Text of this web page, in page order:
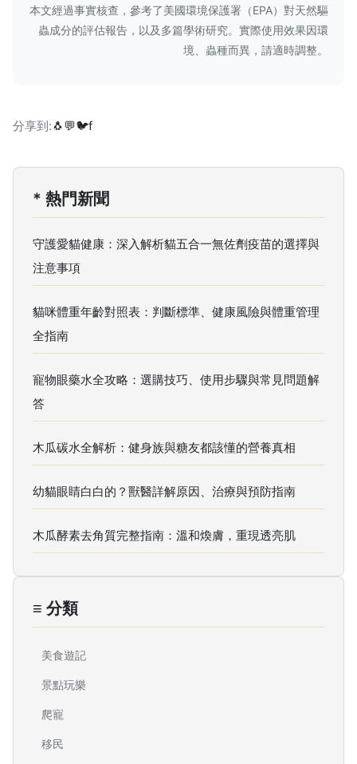
本文經過事實核查，參考了美國環境保護署（EPA）對天然驅
蟲成分的評估報告，以及多篇學術研究。實際使用效果因環
境、蟲種而異，請適時調整。
分享到:🐧💬🐦f
* 熱門新聞
守護愛貓健康：深入解析貓五合一無佐劑疫苗的選擇與
注意事項
貓咪體重年齡對照表：判斷標準、健康風險與體重管理
全指南
寵物眼藥水全攻略：選購技巧、使用步驟與常見問題解
答
木瓜碳水全解析：健身族與糖友都該懂的營養真相
幼貓眼睛白白的？獸醫詳解原因、治療與預防指南
木瓜酵素去角質完整指南：溫和煥膚，重現透亮肌
≡ 分類
美食遊記
景點玩樂
爬寵
移民